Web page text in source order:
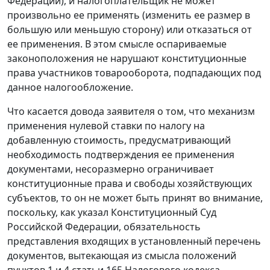
произвольно ее применять (изменить ее размер в
большую или меньшую сторону) или отказаться от
ее применения. В этом смысле оспариваемые
законоположения не нарушают конституционные
права участников товарооборота, подпадающих под
данное налогообложение.
Что касается довода заявителя о том, что механизм
применения нулевой ставки по налогу на
добавленную стоимость, предусматривающий
необходимость подтверждения ее применения
документами, несоразмерно ограничивает
конституционные права и свободы хозяйствующих
субъектов, то он не может быть принят во внимание,
поскольку, как указал Конституционный Суд
Российской Федерации, обязательность
представления входящих в установленный перечень
документов, вытекающая из смысла положений